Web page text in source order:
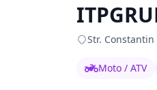
Str.
Moto / ATV